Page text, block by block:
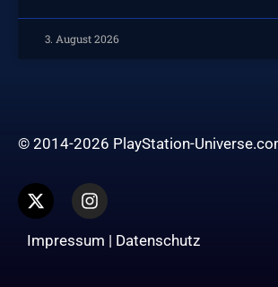
3. August 2026
© 2014-2026 PlayStation-
Impressum | Datenschutz